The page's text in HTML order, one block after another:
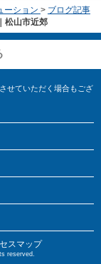
ーション > ブログ記事
松山市近郊
せていただく場合もござ
スマップ
reserved.